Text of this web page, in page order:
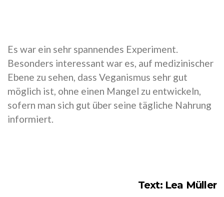
Es war ein sehr spannendes Experiment.
Besonders interessant war es, auf medizinischer
Ebene zu sehen, dass Veganismus sehr gut
möglich ist, ohne einen Mangel zu entwickeln,
sofern man sich gut über seine tägliche Nahrung
informiert.
Text: Lea Müller